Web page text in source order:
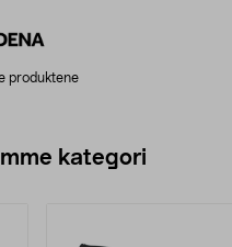
produktene
kategori